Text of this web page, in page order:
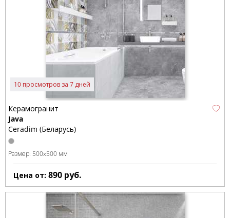
10 просмотров за 7 дней
Керамогранит
Java
Ceradim (Беларусь)
Размер: 500x500 мм
Цена от: 890 руб.